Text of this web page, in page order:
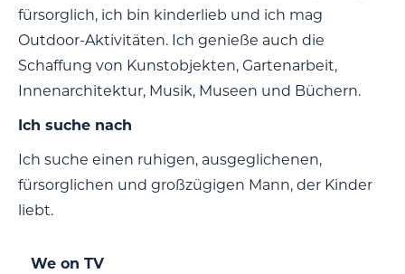
fürsorglich, ich bin kinderlieb und ich mag
Outdoor-Aktivitäten. Ich genieße auch die
Schaffung von Kunstobjekten, Gartenarbeit,
Innenarchitektur, Musik, Museen und Büchern.
Ich suche nach
Ich suche einen ruhigen, ausgeglichenen,
fürsorglichen und großzügigen Mann, der Kinder
liebt.
We on TV